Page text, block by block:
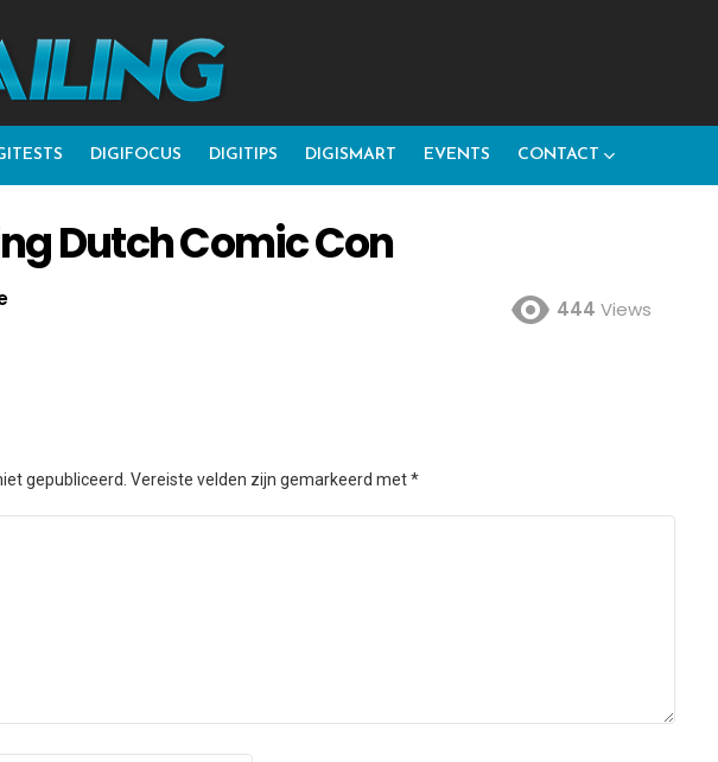
DIGIFOCUS DIGITIPS DIGISMART EVENTS CONTACT
Dutch Comic Con
444 Views
gepubliceerd. Vereiste velden zijn gemarkeerd met*